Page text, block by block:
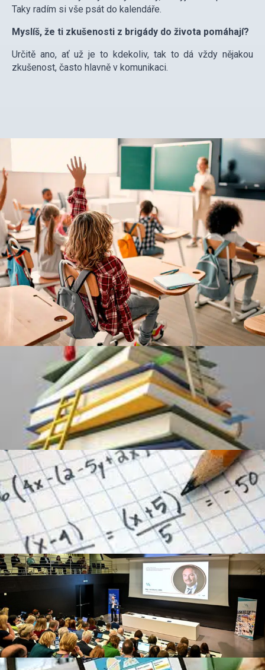
Taky radím si vše psát do kalendáře.
Myslíš, že ti zkušenosti z brigády do života pomáhají?
Určitě ano, ať už je to kdekoliv, tak to dá vždy nějakou
zkušenost, často hlavně v komunikaci.